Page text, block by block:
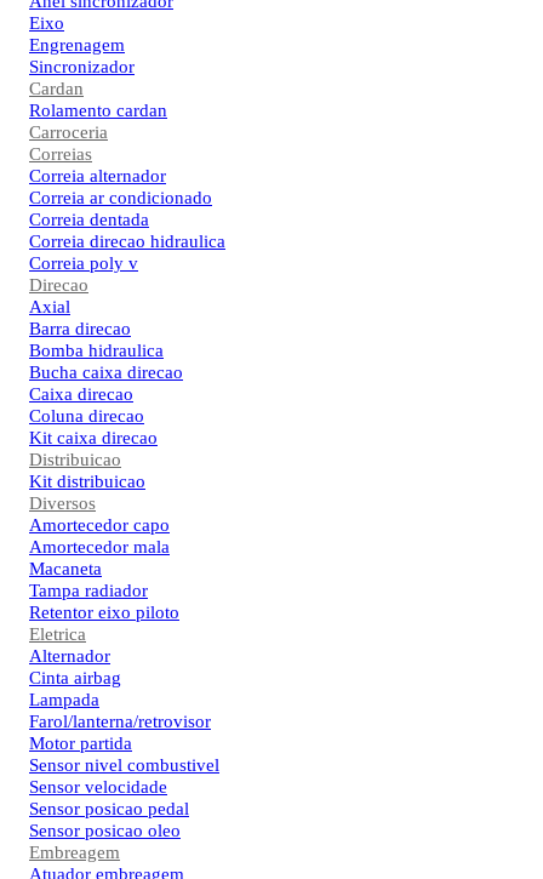
Eixo
Engrenagem
Sincronizador
Cardan
Rolamento cardan
Carroceria
Correias
Correia alternador
Correia ar condicionado
Correia dentada
Correia direcao hidraulica
Correia poly v
Direcao
Axial
Barra direcao
Bomba hidraulica
Bucha caixa direcao
Caixa direcao
Coluna direcao
Kit caixa direcao
Distribuicao
Kit distribuicao
Diversos
Amortecedor capo
Amortecedor mala
Macaneta
Tampa radiador
Retentor eixo piloto
Eletrica
Alternador
Cinta airbag
Lampada
Farol/lanterna/retrovisor
Motor partida
Sensor nivel combustivel
Sensor velocidade
Sensor posicao pedal
Sensor posicao oleo
Embreagem
Atuador embreagem